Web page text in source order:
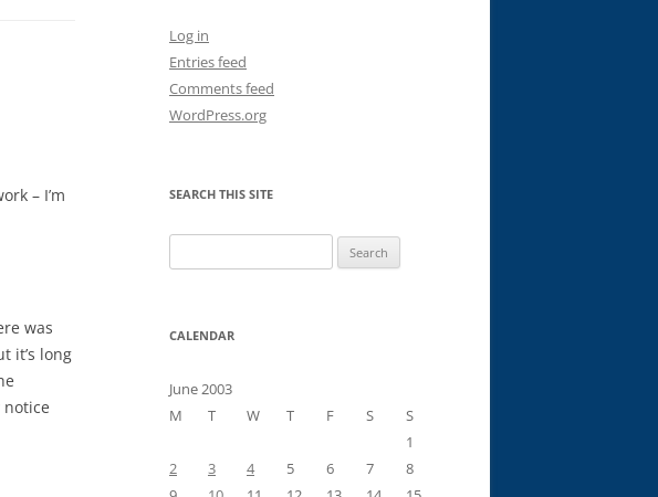
– I’m
was
it’s long
Log in
Entries feed
Comments feed
WordPress.org
SEARCH THIS SITE
for:
CALENDAR
June 2003
M
T W T F S
S
1
2
3 4 5 6 7
8